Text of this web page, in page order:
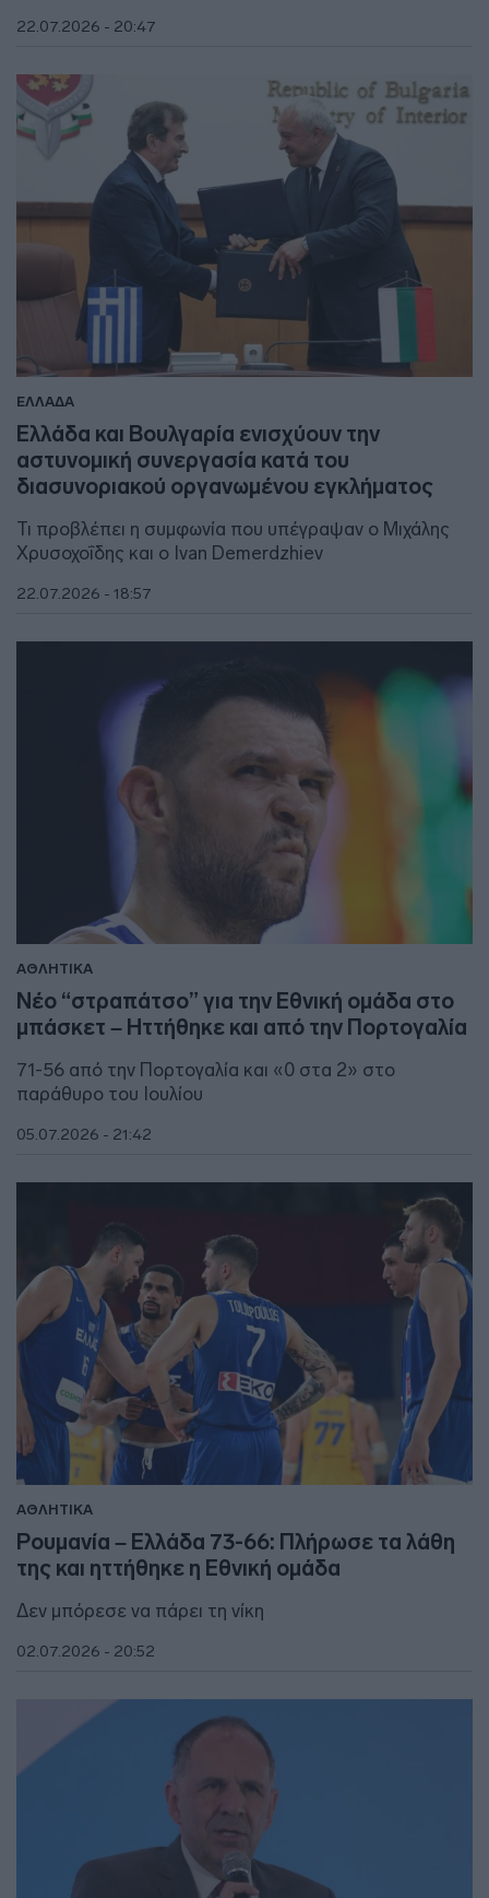
22.07.2026 - 20:47
ΕΛΛΑΔΑ
Ελλάδα και Βουλγαρία ενισχύουν την
αστυνομική συνεργασία κατά του
διασυνοριακού οργανωμένου εγκλήματος
Τι προβλέπει η συμφωνία που υπέγραψαν ο Μιχάλης
Χρυσοχοΐδης και ο Ivan Demerdzhiev
22.07.2026 - 18:57
ΑΘΛΗΤΙΚΑ
Νέο “στραπάτσο” για την Εθνική ομάδα στο
μπάσκετ – Ηττήθηκε και από την Πορτογαλία
71-56 από την Πορτογαλία και «0 στα 2» στο
παράθυρο του Ιουλίου
05.07.2026 - 21:42
ΑΘΛΗΤΙΚΑ
Ρουμανία – Ελλάδα 73-66: Πλήρωσε τα λάθη
της και ηττήθηκε η Εθνική ομάδα
Δεν μπόρεσε να πάρει τη νίκη
02.07.2026 - 20:52